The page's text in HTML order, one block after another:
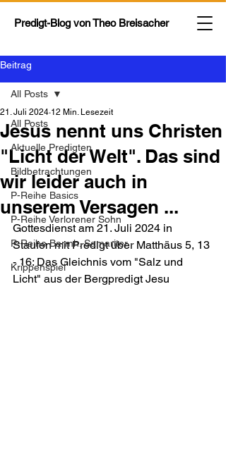
Predigt-Blog vonTheo Breisacher
Beitrag
All Posts
Aktuelle Predigten
Bildbetrachtungen
P-Reihe Basics
P-Reihe Verlorener Sohn
P-Reihe Barmh. Samariter
Krippenspiel
All Posts
Jesus nennt uns Christen
"Licht der Welt". Das sind
wir leider auch in
unserem Versagen ...
21. Juli 2024 12 Min. Lesezeit
Gottesdienst am 21. Juli 2024 in
Staufen mit Predigt über Matthäus 5, 13
- 16: Das Gleichnis vom "Salz und
Licht" aus der Bergpredigt Jesu